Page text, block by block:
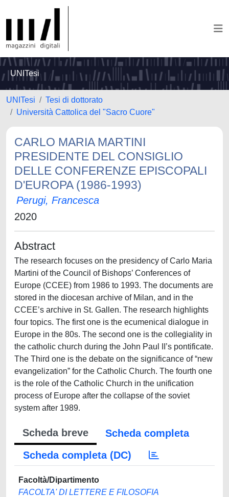
UNITesi
UNITesi
Tesi di dottorato
Università Cattolica del "Sacro Cuore"
CARLO MARIA MARTINI
PRESIDENTE DEL CONSIGLIO
DELLE CONFERENZE EPISCOPALI
D'EUROPA (1986-1993)
Perugi, Francesca
2020
Abstract
The research focuses on the presidency of Carlo Maria
Martini of the Council of Bishops’ Conferences of
Europe (CCEE) from 1986 to 1993. The documents are
stored in the diocesan archive of Milan, and in the
CCEE’s archive in St. Gallen. The research highlights
four topics. The first one is the ecumenical dialogue in
Europe in the 80s. The second one is the collegiality in
the catholic church during the John Paul II’s pontificate.
The Third one is the debate on the significance of “new
evangelization” for the Catholic Church. The fourth one
is the role of the Catholic Church in the unification
process of Europe after the collapse of the soviet
system after 1989.
Scheda breve
Scheda completa
Scheda completa (DC)
Facoltà/Dipartimento
FACOLTA' DI LETTERE E FILOSOFIA